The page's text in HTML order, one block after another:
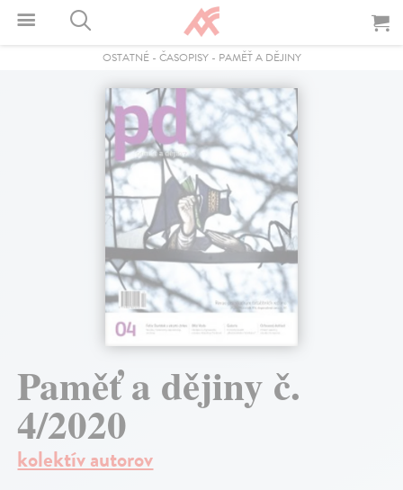
OSTATNÉ- ČASOPISY- PAMĚŤ A DĚJINY
Paměť a dějiny č.
4/2020
kolektív autorov